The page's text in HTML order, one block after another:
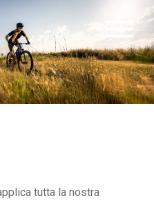
tutta la nostra